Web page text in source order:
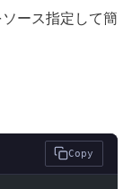
ース指定して簡
Copy